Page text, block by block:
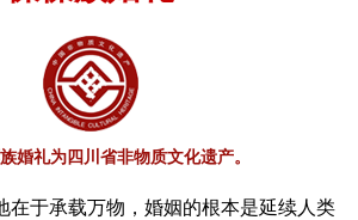
婚礼为四川省非物质文化遗产。
在于承载万物，婚姻的根本是延续人类